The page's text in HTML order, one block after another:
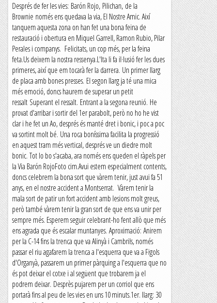
Després de fer les vies: Barón Rojo, Pilichan, de la
Brownie només ens quedava la via, El Nostre Amic. Així
tanquem aquesta zona on han fet una bona feina de
restauració i obertura en Miquel Garrell, Ramon Rubio, Pilar
Perales i companys. Felicitats, un cop més, per la feina
feta.Us deixem la nostra ressenya.L'Ita li fa il·lusió fer les dues
primeres, així que em tocarà fer la darrera. Un primer llarg
de placa amb bones presses. El segon llarg ja té una mica
més emoció, doncs haurem de superar un petit
ressalt Superant el ressalt. Entrant a la segona reunió. He
provat d'arribar i sortir del 1er parabolt, però no ho he vist
clar i he fet un Ao, després és manté dret i bonic, i poc a poc
va sortint molt bé. Una roca boníssima facilita la progressió
en aquest tram més vertical, després ve un diedre molt
bonic. Tot lo bo s'acaba, ara només ens queden el ràpels per
la Via Barón RojoFoto cim.Avui estem especialment contents,
doncs celebrem la bona sort que vàrem tenir, just avui fa 51
anys, en el nostre accident a Montserrat. Vàrem tenir la
mala sort de patir un fort accident amb lesions molt greus,
però també vàrem tenir la gran sort de que ens va unir per
sempre més. Esperem seguir celebrant-ho fent allò que més
ens agrada que és escalar muntanyes. Aproximació: Anirem
per la C-14 fins la trenca que va Alinyà i Cambrils, només
passar el riu agafarem la trenca a l'esquerra que va a Figols
d'Organyà, passarem un primer pàrquing a l'esquerra que no
és pot deixar el cotxe i al següent que trobarem ja el
podrem deixar. Desprès pujarem per un corriol que ens
portarà fins al peu de les vies en uns 10 minuts.1er. llarg: 30